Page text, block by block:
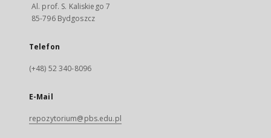
Al. prof. S. Kaliskiego 7
85-796 Bydgoszcz
Telefon
(+48) 52 340-8096
E-Mail
repozytorium@pbs.edu.pl